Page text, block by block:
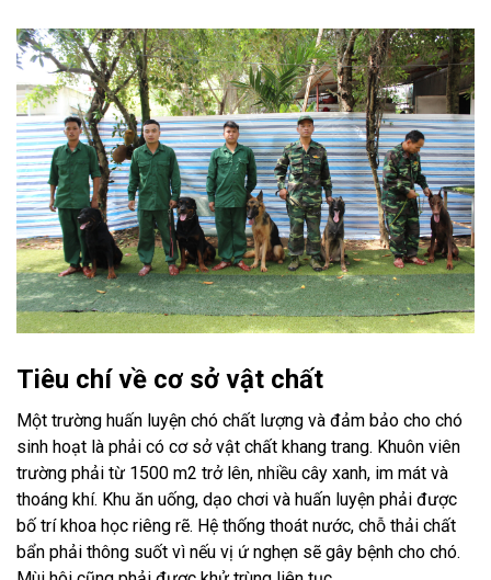
Tiêu chí về cơ sở vật chất
Một trường huấn luyện chó chất lượng và đảm bảo cho chó
sinh hoạt là phải có cơ sở vật chất khang trang. Khuôn viên
trường phải từ 1500 m2 trở lên, nhiều cây xanh, im mát và
thoáng khí. Khu ăn uống, dạo chơi và huấn luyện phải được
bố trí khoa học riêng rẽ. Hệ thống thoát nước, chỗ thải chất
bẩn phải thông suốt vì nếu vị ứ nghẹn sẽ gây bệnh cho chó.